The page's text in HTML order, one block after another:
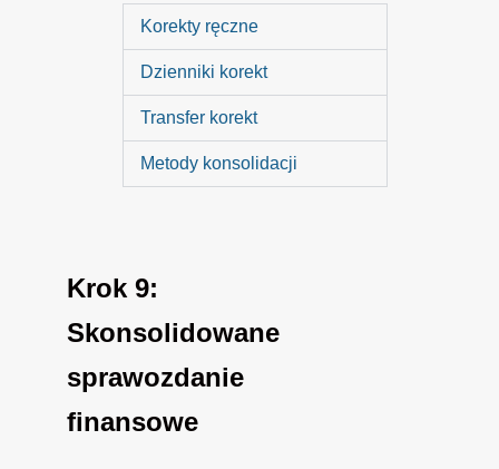
Korekty ręczne
Dzienniki korekt
Transfer korekt
Metody konsolidacji
Krok 9:
Skonsolidowane
sprawozdanie
finansowe